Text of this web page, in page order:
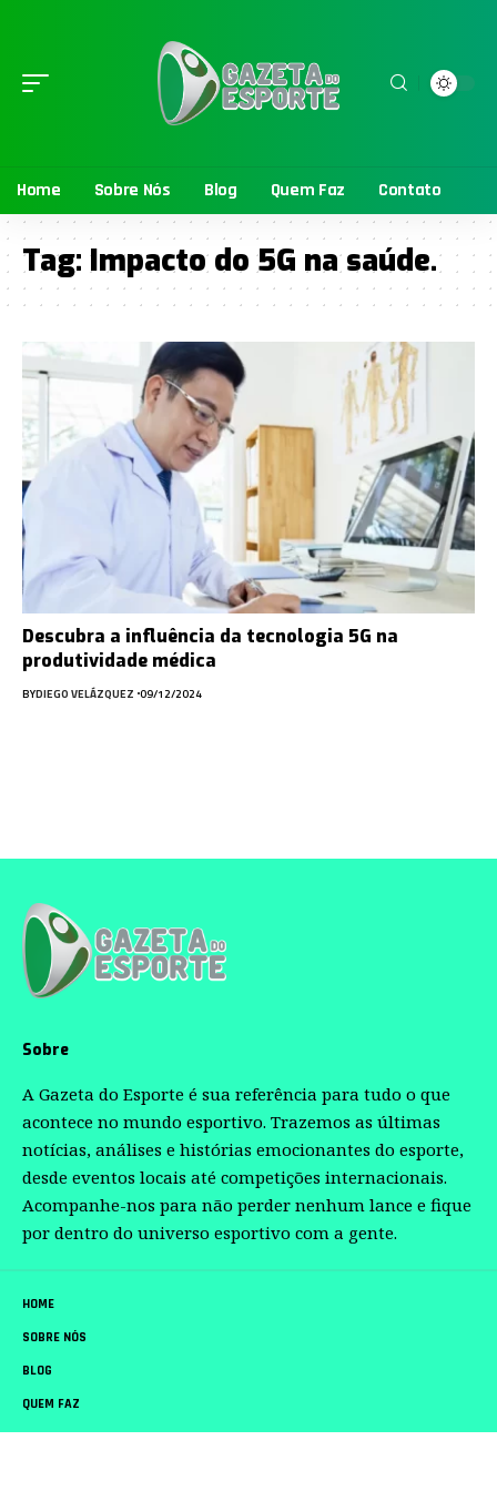
Home Sobre Nós Blog Quem Faz Contato
Tag: Impacto do 5G na saúde.
Descubra a influência da tecnologia 5G na
produtividade médica
BYDIEGO VELÁZQUEZ 09/12/2024
Sobre
A Gazeta do Esporte é sua referência para tudo o que
acontece no mundo esportivo. Trazemos as últimas
notícias, análises e histórias emocionantes do esporte,
desde eventos locais até competições internacionais.
Acompanhe-nos para não perder nenhum lance e fique
por dentro do universo esportivo com a gente.
HOME
SOBRE NÓS
BLOG
QUEM FAZ
CONTATO